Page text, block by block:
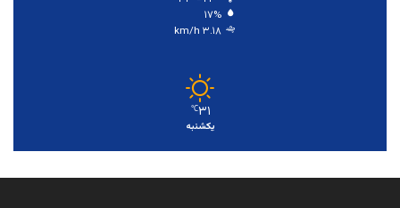
۱۷%
۳.۱۸ km/h
۳۱℃
یکشنبه